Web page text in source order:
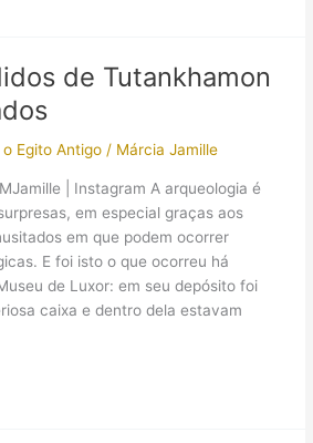
de Tutankhamon
Egito Antigo / Márcia Jamille
| Instagram A arqueologia é
em especial graças aos
em que podem ocorrer
E foi isto o que ocorreu há
de Luxor: em seu depósito foi
caixa e dentro dela estavam